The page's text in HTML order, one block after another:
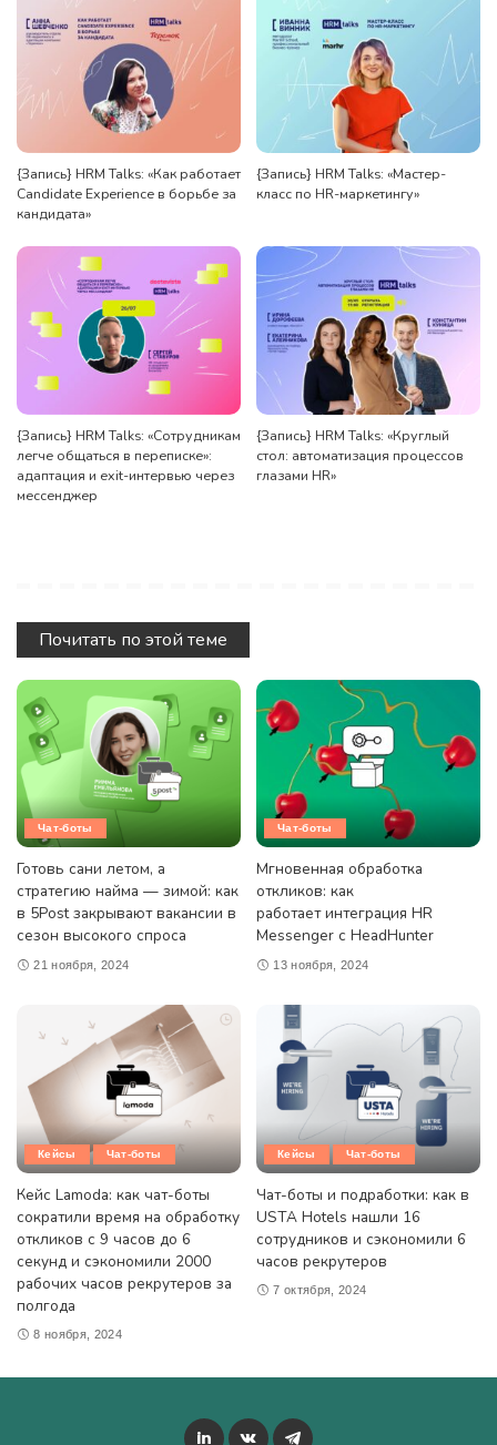
{Запись} HRM Talks: «Как работает
Candidate Experience в борьбе за
кандидата»
{Запись} HRM Talks: «Мастер-
класс по HR-маркетингу»
{Запись} HRM Talks: «Сотрудникам
легче общаться в переписке»:
адаптация и exit-интервью через
мессенджер
{Запись} HRM Talks: «Круглый
стол: автоматизация процессов
глазами HR»
Почитать по этой теме
Чат-боты
Готовь сани летом, а
стратегию найма — зимой: как
в 5Post закрывают вакансии в
сезон высокого спроса
21 ноября, 2024
Чат-боты
Мгновенная обработка
откликов: как
работает интеграция HR
Messenger с HeadHunter
13 ноября, 2024
Кейсы Чат-боты
Кейс Lamoda: как чат-боты
сократили время на обработку
откликов с 9 часов до 6
секунд и сэкономили 2000
рабочих часов рекрутеров за
полгода
8 ноября, 2024
Кейсы Чат-боты
Чат-боты и подработки: как в
USTA Hotels нашли 16
сотрудников и сэкономили 6
часов рекрутеров
7 октября, 2024